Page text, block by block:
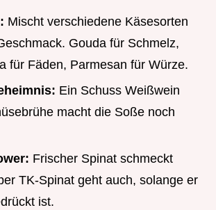
Mischt verschiedene Käsesorten
Gouda für Schmelz,
für Fäden, Parmesan für Würze.
Ein Schuss Weißwein
macht die Soße noch
Frischer Spinat schmeckt
TK-Spinat geht auch, solange er
ist.